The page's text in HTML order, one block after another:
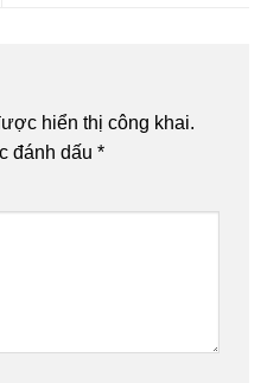
hiển thị công khai.
đánh dấu *